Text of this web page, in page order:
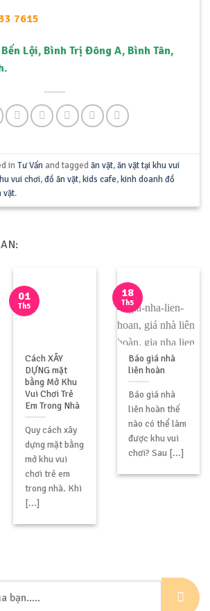
7615
Lội, Bình Trị Đông A, Bình Tân,
inTư Vấnand taggedăn vặt,ăn vặt tại khu vui
vui chơi,đồ ăn vặt, kids cafe, kinh doanh đồ
vặt.
Cách XÂY
DỰNG mặt
bằng Mở Khu
Vui Chơi Trẻ
Em Trong Nhà
Quy cách xây
dựng mặt bằng
mở khu vui
chơi trẻ em
trong nhà. Khi
[...]
01
Th5
Báo giá nhà
liên hoàn
Báo giá nhà
liên hoàn thế
nào có thể làm
được khu vui
chơi? Sau [...]
18
Th5